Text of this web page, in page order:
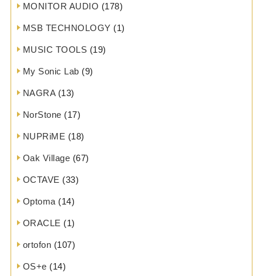
MONITOR AUDIO (178)
MSB TECHNOLOGY (1)
MUSIC TOOLS (19)
My Sonic Lab (9)
NAGRA(13)
NorStone (17)
NUPRiME (18)
Oak Village (67)
OCTAVE (33)
Optoma (14)
ORACLE (1)
ortofon (107)
OS+e (14)